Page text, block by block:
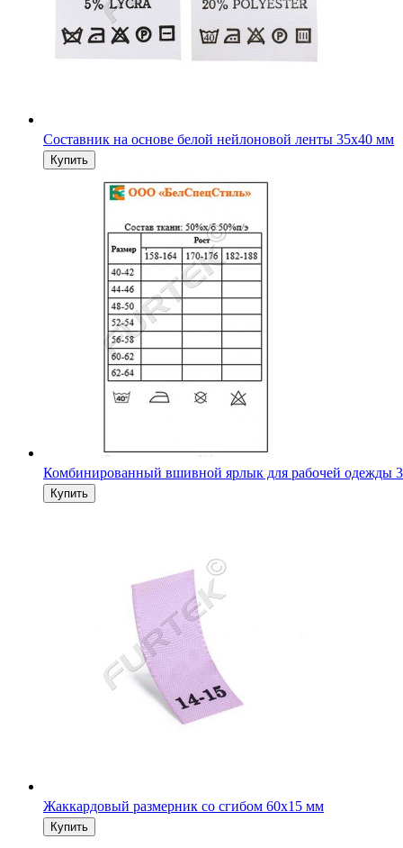
Составник на основе белой нейлоновой ленты 35х40 мм
Комбинированный вшивной ярлык для рабочей одежды
Жаккардовый размерник со сгибом 60х15 мм